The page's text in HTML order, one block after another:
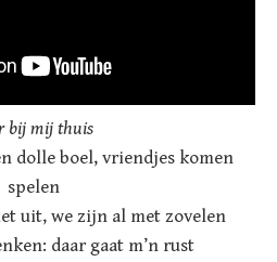
bij mij thuis
dolle boel, vriendjes komen
spelen
uit, we zijn al met zovelen
daar gaat m’n rust